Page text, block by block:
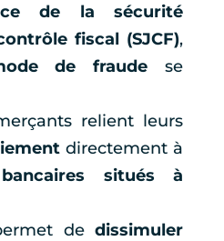
de la sécurité
fiscal (SJCF),
de fraude se
relient leurs
directement à
situés à
dedissimuler